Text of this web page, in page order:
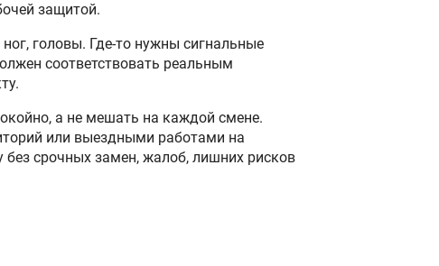
защитой.
головы. Где-то нужны сигнальные
соответствовать реальным
а не мешать на каждой смене.
или выездными работами на
без срочных замен, жалоб, лишних рисков